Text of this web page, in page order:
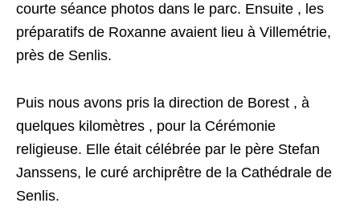
courte séance photos dans le parc. Ensuite , les
préparatifs de Roxanne avaient lieu à Villemétrie,
près de Senlis.
Puis nous avons pris la direction de Borest , à
quelques kilomètres , pour la Cérémonie
religieuse. Elle était célébrée par le père Stefan
Janssens, le curé archiprêtre de la Cathédrale de
Senlis.